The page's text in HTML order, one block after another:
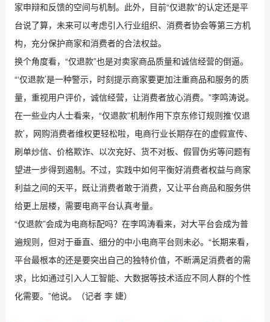
家申辩和反馈的空间与机制。此外，目前“仅退款”的认定还是平
台说了算，未来可以考虑引入行业组织、消费者协会等第三方机
构，充分保护商家和消费者的合法权益。
换个角度看，“仅退款”也是对卖家商品质量和诚信经营的倒逼。
“‘仅退款’是一种警示，时刻提示商家要更加注重商品和服务的质
量，重视用户评价，诚信经营，让消费者放心消费。”李鸣涛说。
在一些业内人士看来，“仅退款”机制作用下京东修订规则推‘仅退
款’，网购消费者维权更轻松啦，电商行业长期存在的虚假宣传、
刷单炒信、价格欺诈、以次充好、货不对板、假冒伪劣等问题有
望进一步得到遏制。不过，实践中如何平衡好消费者权益与商家
利益之间的天平，既让消费者敢于消费，又让平台商品和服务供
给更上层楼，需要电商平台认真考量。
“仅退款”会成为电商标配吗？在李鸣涛看来，对大平台会成为普
遍规则，但对于垂直、细分的中小电商平台则未必。“长期来看，
平台最根本的还是要突出自己的独特价值，不断满足消费者的需
求，比如通过引入人工智能、大数据等技术适应不同人群的个性
化需要。”他说。（记者 李 婕）